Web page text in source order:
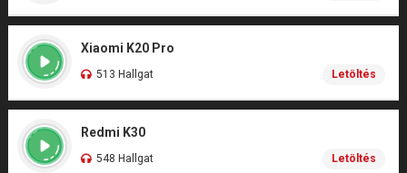
Xiaomi K20 Pro
513 Hallgat Letöltés
Redmi K30
548 Hallgat Letöltés